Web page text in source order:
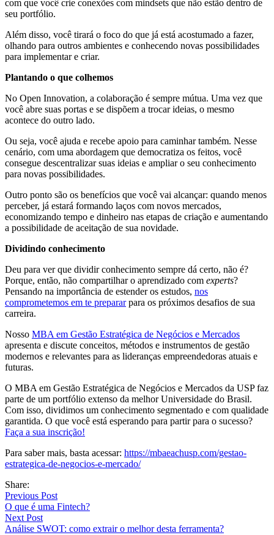
com que você crie conexões com mindsets que não estão dentro de
seu portfólio.
Além disso, você tirará o foco do que já está acostumado a fazer,
olhando para outros ambientes e conhecendo novas possibilidades
para implementar e criar.
Plantando o que colhemos
No Open Innovation, a colaboração é sempre mútua. Uma vez que
você abre suas portas e se dispõem a trocar ideias, o mesmo
acontece do outro lado.
Ou seja, você ajuda e recebe apoio para caminhar também. Nesse
cenário, com uma abordagem que democratiza os feitos, você
consegue descentralizar suas ideias e ampliar o seu conhecimento
para novas possibilidades.
Outro ponto são os benefícios que você vai alcançar: quando menos
perceber, já estará formando laços com novos mercados,
economizando tempo e dinheiro nas etapas de criação e aumentando
a possibilidade de aceitação de sua novidade.
Dividindo conhecimento
Deu para ver que dividir conhecimento sempre dá certo, não é?
Porque, então, não compartilhar o aprendizado com experts?
Pensando na importância de estender os estudos, nos
comprometemos em te prepararpara os próximos desafios de sua
carreira.
Nosso MBA em Gestão Estratégica de Negócios e Mercados
apresenta e discute conceitos, métodos e instrumentos de gestão
modernos e relevantes para as lideranças empreendedoras atuais e
futuras.
O MBA em Gestão Estratégica de Negócios e Mercados da USP faz
parte de um portfólio extenso da melhor Universidade do Brasil.
Com isso, dividimos um conhecimento segmentado e com qualidade
garantida. O que você está esperando para partir para o sucesso?
Faça a sua inscrição!
Para saber mais, basta acessar: https://mbaeachusp.com/gestao-
estrategica-de-negocios-e-mercado/
Share:
Previous Post
O que é uma Fintech?
Next Post
Análise SWOT: como extrair o melhor desta ferramenta?